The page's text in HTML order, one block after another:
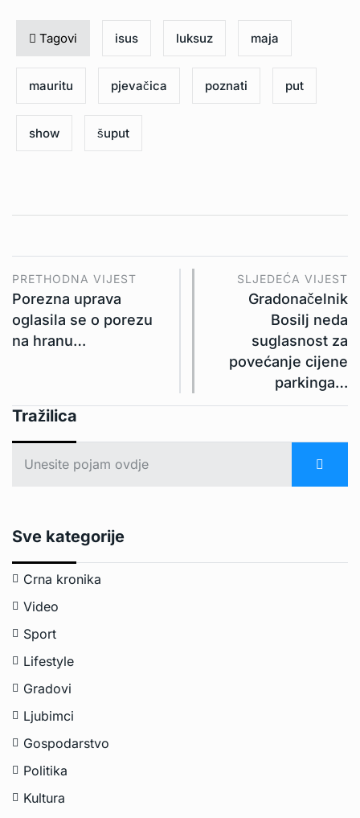
Tagovi isus luksuz maja
mauritu pjevačica poznati put
show šuput
PRETHODNA VIJEST
Porezna uprava
oglasila se o porezu
na hranu…
SLJEDEĆA VIJEST
Gradonačelnik
Bosilj neda
suglasnost za
povećanje cijene
parkinga…
Tražilica
Sve kategorije
Crna kronika
Video
Sport
Lifestyle
Gradovi
Ljubimci
Gospodarstvo
Politika
Kultura